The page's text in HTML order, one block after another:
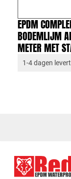
EPDM
BODEMLIJM
METER MET
1-4 dagen